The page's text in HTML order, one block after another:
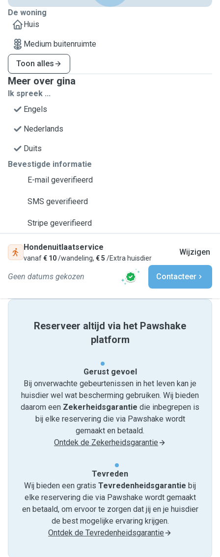
De woning
Huis
Medium buitenruimte
Toon alles
Meer over gina
Ik spreek ...
Engels
Nederlands
Duits
Bevestigde informatie
E-mail geverifieerd
SMS geverifieerd
Stripe geverifieerd
Hondenuitlaatservice
vanaf€ 10/wandeling, € 5 /Extra huisdier
Wijzigen
Geen datums gekozen Contacteer
Reserveer altijd via het Pawshake
platform
Gerust gevoel
Bij onverwachte gebeurtenissen in het leven kan je
huisdier wel wat bescherming gebruiken. Wij bieden
daarom een Zekerheidsgarantie die inbegrepen is
bij elke reservering die via Pawshake wordt
gemaakt en betaald.
Ontdek de Zekerheidsgarantie
Tevreden
Wij bieden een gratis Tevredenheids­garantie bij
elke reservering die via Pawshake wordt gemaakt
en betaald, om ervoor te zorgen dat jij en je huisdier
de best mogelijke ervaring krijgen.
Ontdek de Tevredenheidsgarantie